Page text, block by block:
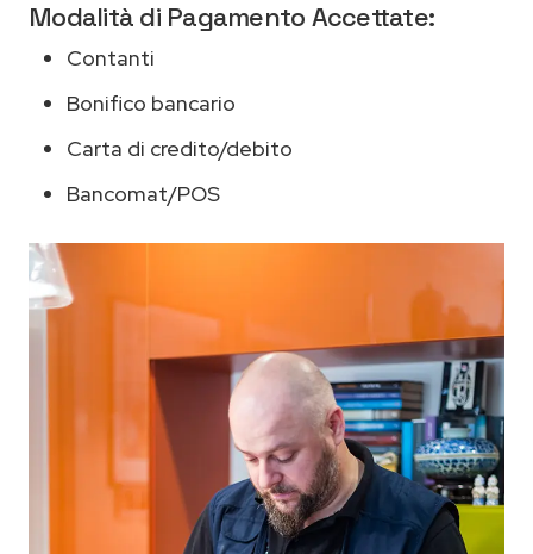
Modalità di Pagamento Accettate:
Contanti
Bonifico bancario
Carta di credito/debito
Bancomat/POS